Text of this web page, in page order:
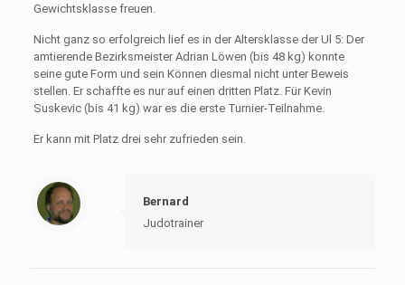
Gewichtsklasse freuen.
Nicht ganz so erfolgreich lief es in der Altersklasse der Ul 5: Der
amtierende Be­zirksmeister Adrian Löwen (bis 48 kg) konnte
seine gute Form und sein Können dies­mal nicht unter Beweis
stel­len. Er schaffte es nur auf ei­nen dritten Platz. Für Kevin
Suskevic (bis 41 kg) war es die erste Turnier-Teilnahme.
Er kann mit Platz drei sehr zufrieden sein.
Bernard
Judotrainer